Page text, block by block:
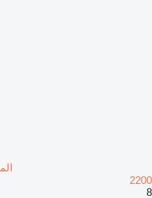
2200
8